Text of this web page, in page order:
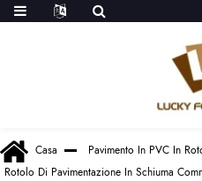
Casa
Pavimento In PVC In
Rotolo Di Pavimentazione In Schiuma